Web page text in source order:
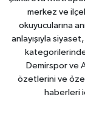
merkez ve
okuyucularına
anlayışıyla
kategorilerinde
Demirspor ve
özetlerini ve
haberleri